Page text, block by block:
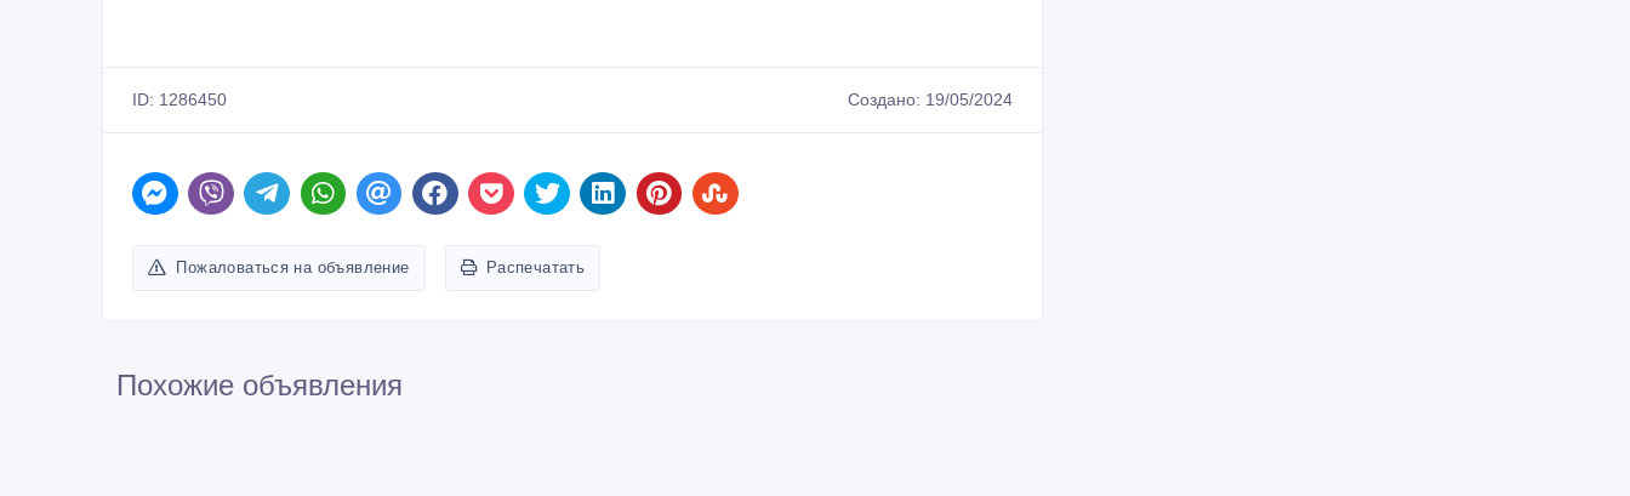
ID: 1286450 Создано: 19/05/2024
Пожаловаться на объявление Распечатать
Похожие объявления